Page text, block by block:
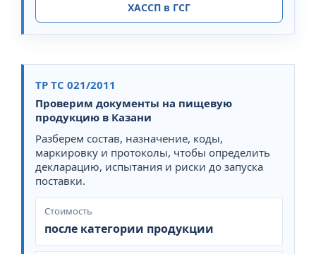
ХАССП в ГСГ
ТР ТС 021/2011
Проверим документы на пищевую
продукцию в Казани
Разберем состав, назначение, коды,
маркировку и протоколы, чтобы определить
декларацию, испытания и риски до запуска
поставки.
Стоимость
после категории продукции